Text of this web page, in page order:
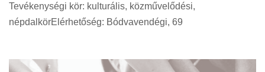
Tevékenységi kör: kulturális, közművelődési,
népdalkörElérhetőség: Bódvavendégi, 69